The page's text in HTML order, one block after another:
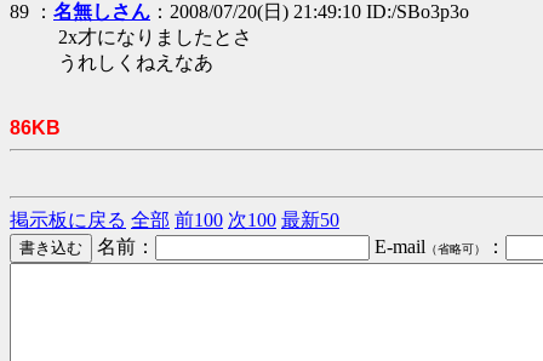
89 ： 名無しさん ：2008/07/20(日) 21:49:10 ID:/SBo3p3o
2x才になりましたとさ
うれしくねえなあ
86KB
掲示板に戻る 全部 前100 次100 最新50
名前：
E-mail （省略可） ：